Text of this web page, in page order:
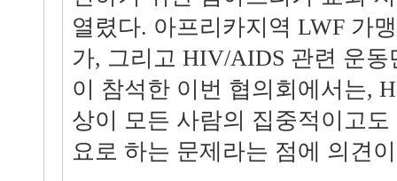
열렸다. 아프리카지역 LWF 가
가, 그리고 HIV/AIDS 관련 운동
이 참석한 이번 협의회에서는,
상이 모든 사람의 집중적이고
요로 하는 문제라는 점에 의견